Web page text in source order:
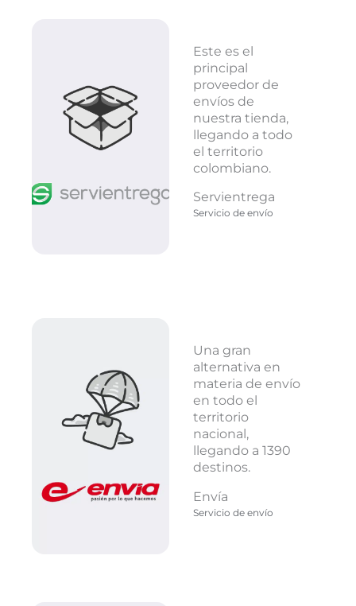
Este es el
principal
proveedor de
envíos de
nuestra tienda,
llegando a todo
el territorio
colombiano.
Servientrega
Servicio de envío
Una gran
alternativa en
materia de envío
en todo el
territorio
nacional,
llegando a 1390
destinos.
Envía
Servicio de envío